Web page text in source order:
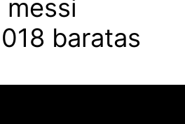
baratas